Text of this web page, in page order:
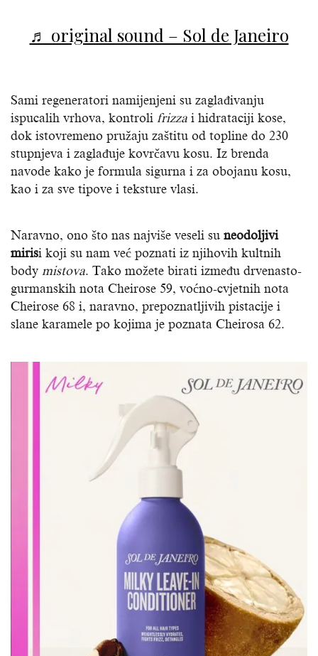
♬ original sound – Sol de Janeiro
Sami regeneratori namijenjeni su zaglađivanju
ispucalih vrhova, kontroli frizza i hidrataciji kose,
dok istovremeno pružaju zaštitu od topline do 230
stupnjeva i zaglađuje kovrčavu kosu. Iz brenda
navode kako je formula sigurna i za obojanu kosu,
kao i za sve tipove i teksture vlasi.
Naravno, ono što nas najviše veseli su neodoljivi
mirisi koji su nam već poznati iz njihovih kultnih
body mistova. Tako možete birati između drvenasto-
gurmanskih nota Cheirose 59, voćno-cvjetnih nota
Cheirose 68 i, naravno, prepoznatljivih pistacije i
slane karamele po kojima je poznata Cheirosa 62.